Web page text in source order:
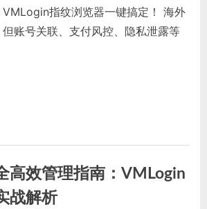
指纹浏览器一键搞定！ 海外
账号关联、支付风控、隐私泄露等
高效管理指南：VMLogin
战解析